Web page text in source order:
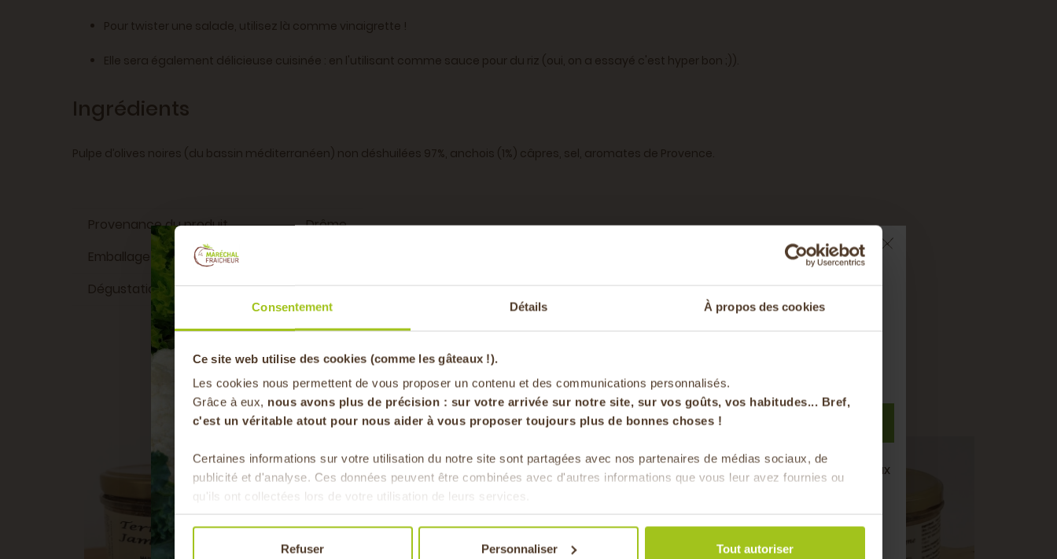
Consentement Détails À propos des cookies
Ce site web utilise des cookies (comme les gâteaux !).
Les cookies nous permettent de vous proposer un contenu et des communications personnalisés.
Grâce à eux, nous avons plus de précision : sur votre arrivée sur notre site, sur vos goûts, vos habitudes... Bref,
c'est un véritable atout pour nous aider à vous proposer toujours plus de bonnes choses !
Certaines informations sur votre utilisation du notre site sont partagées avec nos partenaires de médias sociaux, de
publicité et d'analyse. Ces données peuvent être combinées avec d'autres informations que vous leur avez fournies ou
qu'ils ont collectées lors de votre utilisation de leurs services.
Refuser Personnaliser Tout autoriser
Pour twister une salade, utilisez là comme vinaigrette !
Elle sera également délicieuse cuisinée : en l'utilisant comme sauce pour du riz (oui, on a essayé c'est hyper bon ;)).
Ingrédients
Pulpe d’olives noires (du bassin méditerranéen) non déshuilées 97%, anchois (1%) câpres, sel, aromates de Provence.
Provenance du produit
Drôme
Emballage
Dégustation
Pour l'apéritif
Vous aimerez aussi
FRUITS
-20% offerts sur votre
panier
en vous inscrivant à notre newsletter
Pour faire le plein chaque semaine de bons produits locaux
& de saison !